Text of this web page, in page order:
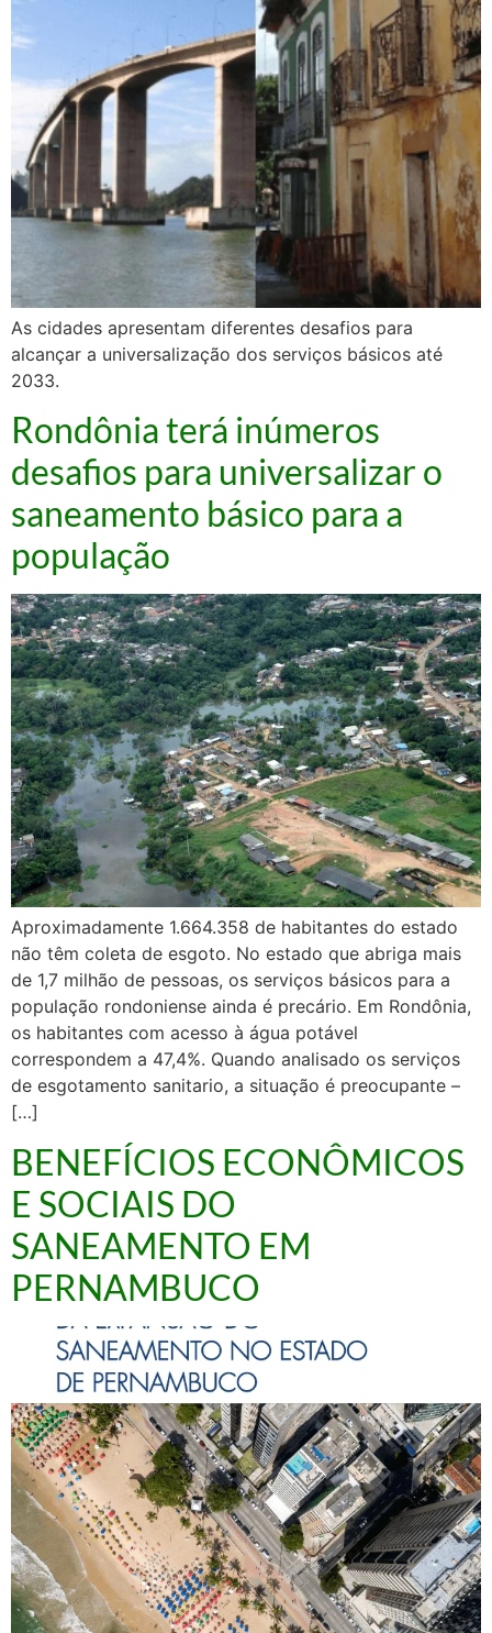
As cidades apresentam diferentes desafios para
alcançar a universalização dos serviços básicos até
2033.
Rondônia terá inúmeros
desafios para universalizar o
saneamento básico para a
população
Aproximadamente 1.664.358 de habitantes do estado
não têm coleta de esgoto. No estado que abriga mais
de 1,7 milhão de pessoas, os serviços básicos para a
população rondoniense ainda é precário. Em Rondônia,
os habitantes com acesso à água potável
correspondem a 47,4%. Quando analisado os serviços
de esgotamento sanitario, a situação é preocupante –
[…]
BENEFÍCIOS ECONÔMICOS
E SOCIAIS DO
SANEAMENTO EM
PERNAMBUCO